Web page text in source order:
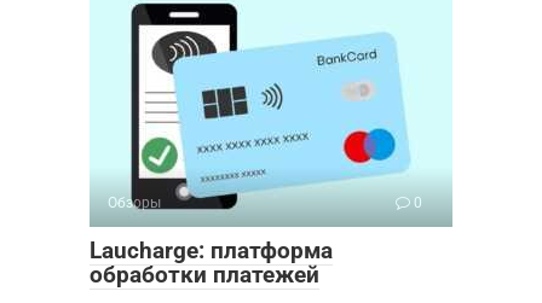
Обзоры 0
Laucharge: платформа
обработки платежей